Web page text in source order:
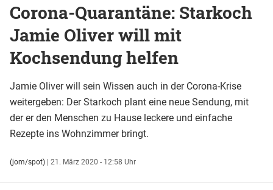
Corona-Quarantäne: Starkoch
Jamie Oliver will mit
Kochsendung helfen
Jamie Oliver will sein Wissen auch in der Corona-Krise
weitergeben: Der Starkoch plant eine neue Sendung, mit
der er den Menschen zu Hause leckere und einfache
Rezepte ins Wohnzimmer bringt.
(jom/spot) | 21. März 2020 - 12:58 Uhr